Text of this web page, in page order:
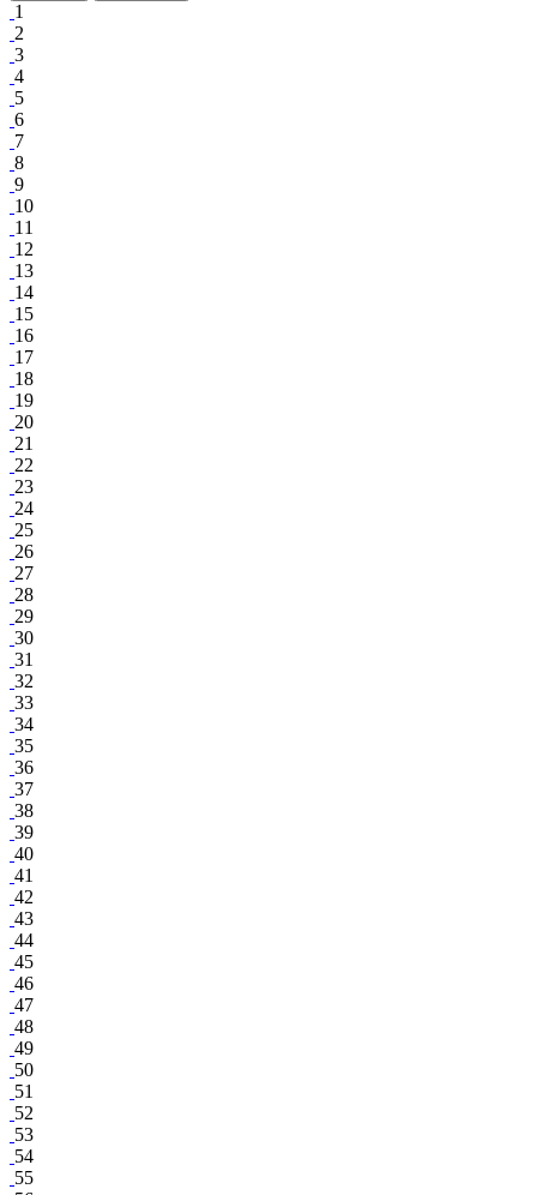
1
2
3
4
5
6
7
8
9
10
11
12
13
14
15
16
17
18
19
20
21
22
23
24
25
26
27
28
29
30
31
32
33
34
35
36
37
38
39
40
41
42
43
44
45
46
47
48
49
50
51
52
53
54
55